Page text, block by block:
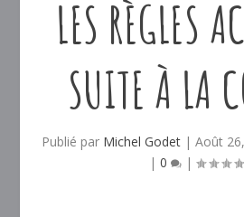
LES RÈGLES
SUITE À LA
Publié par Michel Godet | Août
| 0 |